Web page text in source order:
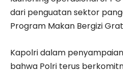
dari penguatan sektor
Program Makan Bergizi
Kapolri dalam
bahwa Polri terus